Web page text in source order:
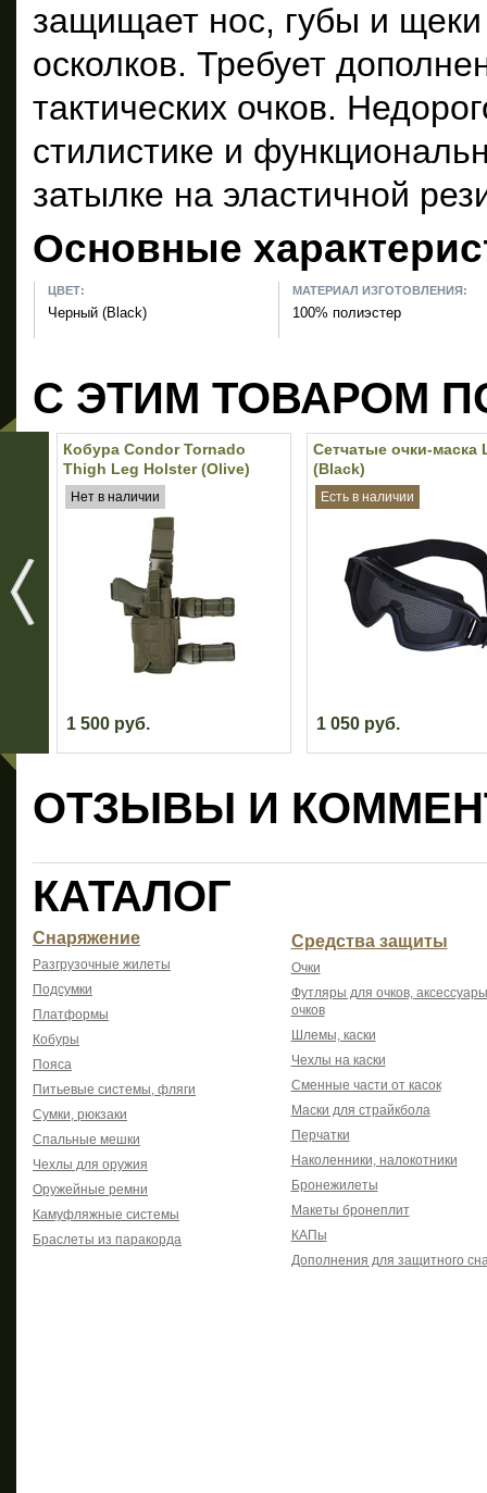
защищает нос, губы и
осколков. Требует
тактических очков.
стилистике и
затылке на эластичной
Основные
ЦВЕТ:
Черный (Black)
МАТЕРИАЛ ИЗГОТОВЛЕНИЯ:
100% полиэстер
С ЭТИМ ТОВАРОМ
Кобура Condor Tornado
Thigh Leg Holster (Olive)
Нет в наличии
1 500 руб.
Сетчатые очки-маска
(Black)
Есть в наличии
1 050 руб.
ОТЗЫВЫ И
КАТАЛОГ
Снаряжение
Разгрузочные жилеты
Подсумки
Платформы
Кобуры
Пояса
Питьевые системы, фляги
Сумки, рюкзаки
Спальные мешки
Чехлы для оружия
Оружейные ремни
Камуфляжные системы
Браслеты из паракорда
Средства защиты
Очки
Футляры для очков,
очков
Шлемы, каски
Чехлы на каски
Сменные части от касок
Маски для страйкбола
Перчатки
Наколенники, налокотники
Бронежилеты
Макеты бронеплит
КАПы
Дополнения для защитного